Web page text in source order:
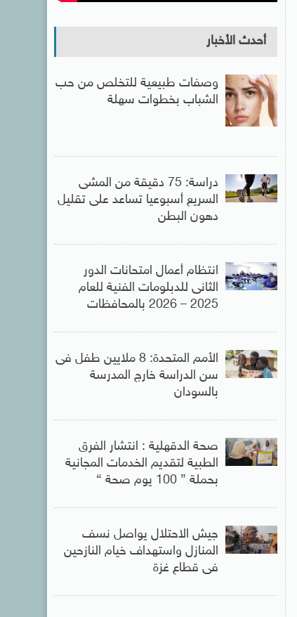
أحدث الأخبار
وصفات طبيعية للتخلص من حب
الشباب بخطوات سهلة
دراسة: 75 دقيقة من المشى
السريع أسبوعيا تساعد على تقليل
دهون البطن
انتظام أعمال امتحانات الدور
الثانى للدبلومات الفنية للعام
2025 – 2026 بالمحافظات
الأمم المتحدة: 8 ملايين طفل فى
سن الدراسة خارج المدرسة
بالسودان
صحة الدقهلية : انتشار الفرق
الطبية لتقديم الخدمات المجانية
بحملة ” 100 يوم صحة “
جيش الاحتلال يواصل نسف
المنازل واستهداف خيام النازحين
فى قطاع غزة